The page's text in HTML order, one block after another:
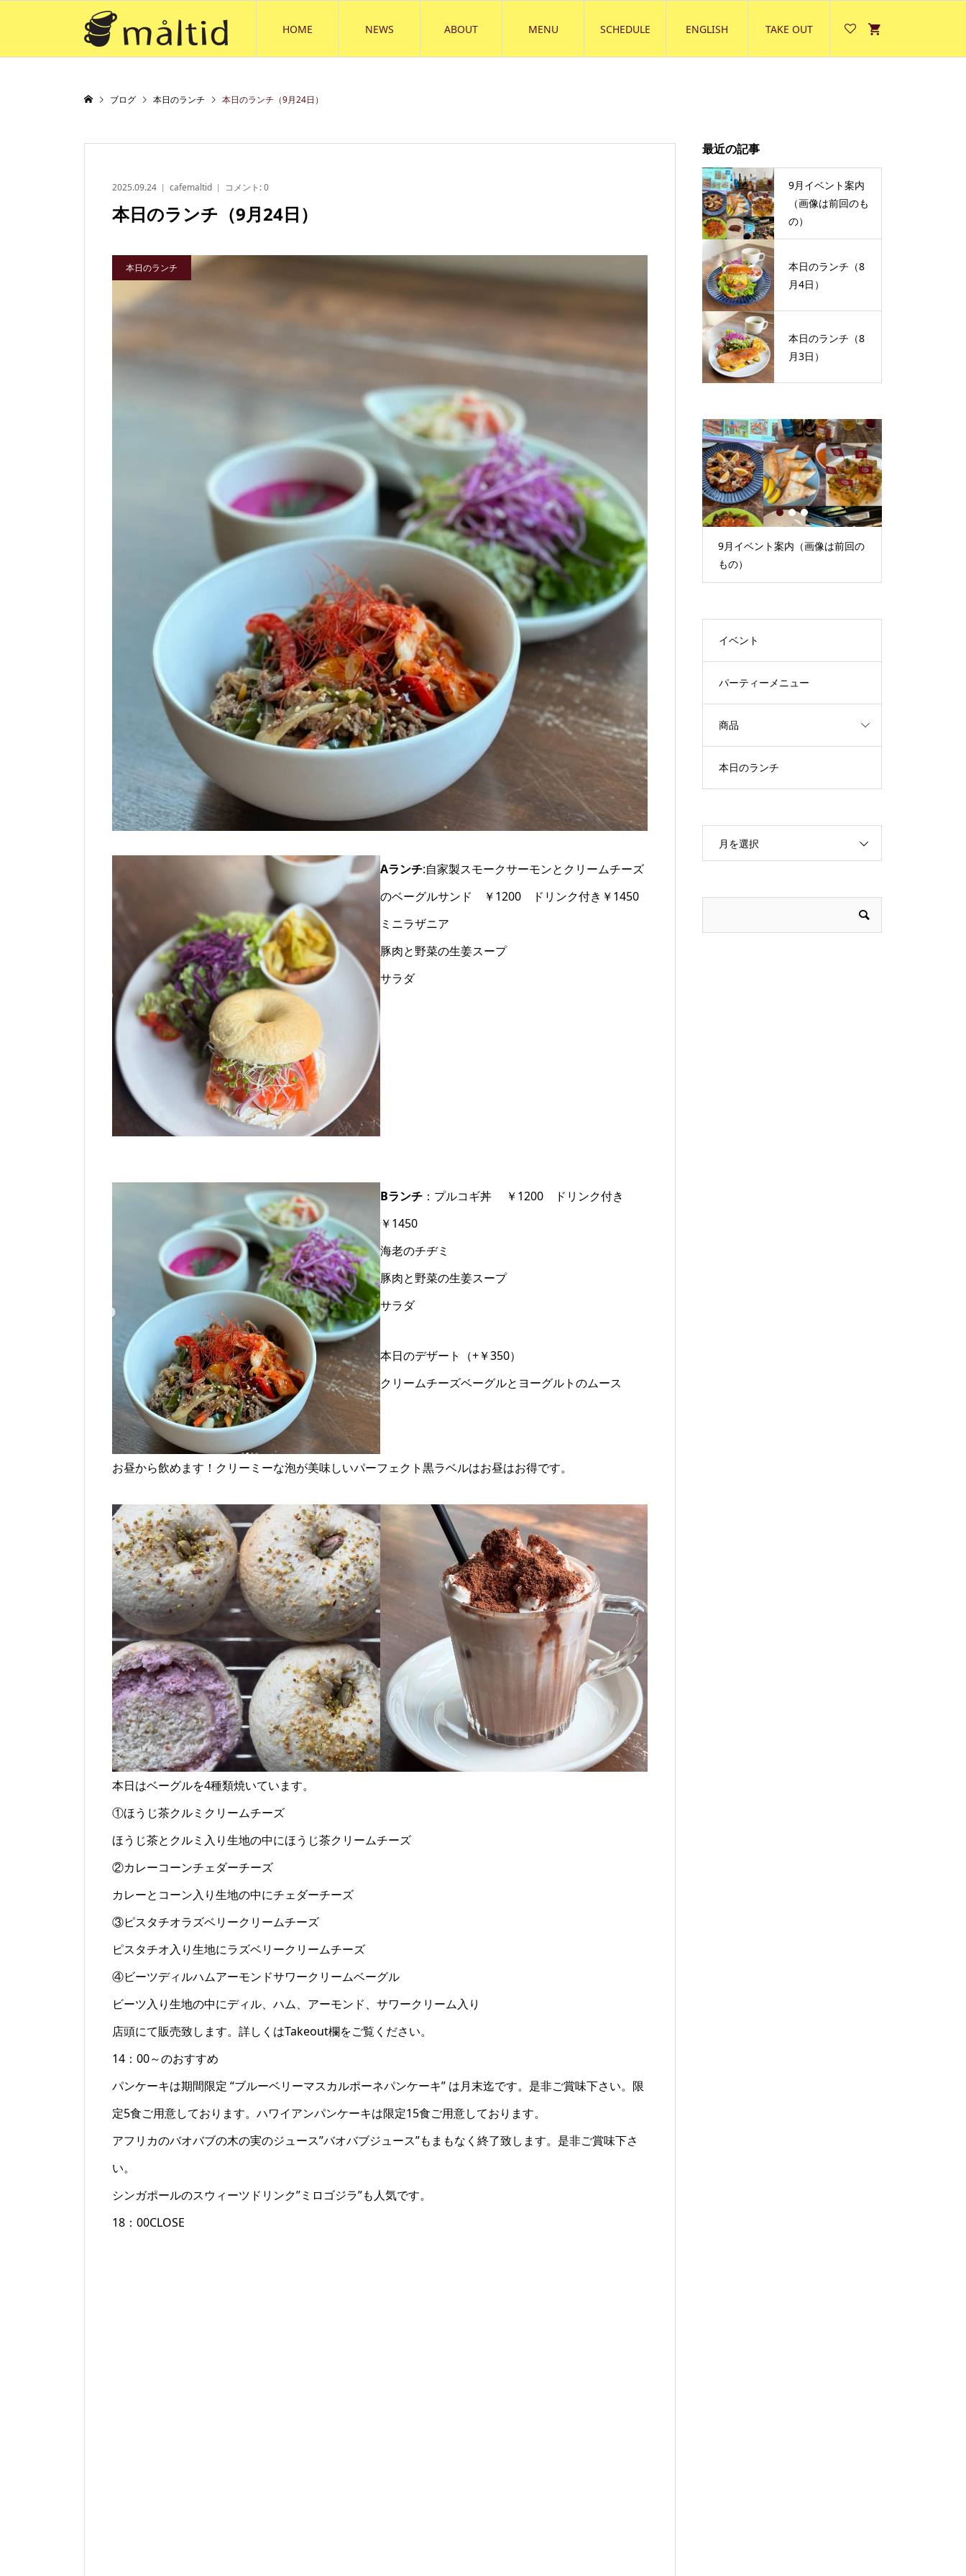
HOME NEWS ABOUT MENU SCHEDULE ENGLISH TAKE OUT
ブログ 本日のランチ 本日のランチ（9月24日）
2025.09.24 cafemaltid コメント:0
本日のランチ（9月24日）
本日のランチ
Aランチ:自家製スモークサーモンとクリームチーズ
のベーグルサンド ￥1200 ドリンク付き￥1450
ミニラザニア
豚肉と野菜の生姜スープ
サラダ
Bランチ：プルコギ丼 ￥1200 ドリンク付き
￥1450
海老のチヂミ
豚肉と野菜の生姜スープ
サラダ
本日のデザート（+￥350）
クリームチーズベーグルとヨーグルトのムース
お昼から飲めます！クリーミーな泡が美味しいパーフェクト黒ラベルはお昼はお得です。
本日はベーグルを4種類焼いています。
①ほうじ茶クルミクリームチーズ
ほうじ茶とクルミ入り生地の中にほうじ茶クリームチーズ
②カレーコーンチェダーチーズ
カレーとコーン入り生地の中にチェダーチーズ
③ピスタチオラズベリークリームチーズ
ピスタチオ入り生地にラズベリークリームチーズ
④ビーツディルハムアーモンドサワークリームベーグル
ビーツ入り生地の中にディル、ハム、アーモンド、サワークリーム入り
店頭にて販売致します。詳しくはTakeout欄をご覧ください。
14：00～のおすすめ
パンケーキは期間限定 “ブルーベリーマスカルポーネパンケーキ” は月末迄です。是非ご賞味下さい。限
定5食ご用意しております。ハワイアンパンケーキは限定15食ご用意しております。
アフリカのバオバブの木の実のジュース”バオバブジュース”もまもなく終了致します。是非ご賞味下さ
い。
シンガポールのスウィーツドリンク”ミロゴジラ”も人気です。
18：00CLOSE
最近の記事
9月イベント案内
（画像は前回のも
の）
本日のランチ（8
月4日）
本日のランチ（8
月3日）
本日のランチ（8月3日）
9月イベント案内（画像は前回の
もの）
1 2 3
イベント
パーティーメニュー
商品
本日のランチ
月を選択